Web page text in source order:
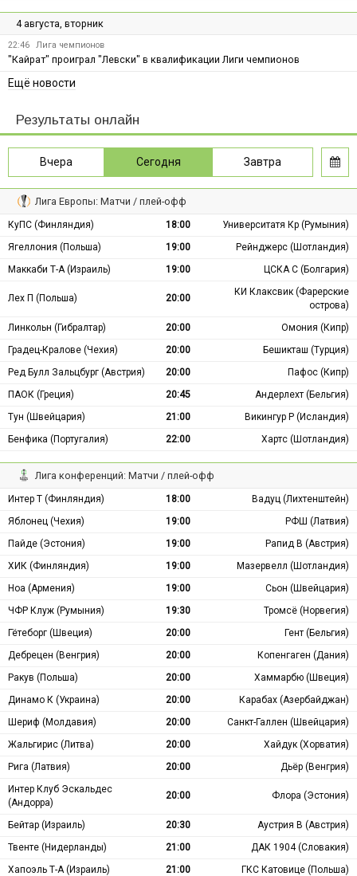
4 августа, вторник
22:46 Лига чемпионов
"Кайрат" проиграл "Левски" в квалификации Лиги чемпионов
Ещё новости
Результаты онлайн
Вчера Сегодня Завтра
Лига Европы: Матчи / плей-офф
КуПС (Финляндия) 18:00
Университатя Кр (Румыния)
Ягеллония (Польша)
19:00
Рейнджерс (Шотландия)
Маккаби Т-А (Израиль)
19:00 ЦСКА С (Болгария)
Лех П (Польша) 20:00
КИ Клаксвик (Фарерские
острова)
Линкольн (Гибралтар)
20:00
Омония (Кипр)
Градец-Кралове (Чехия)
20:00
Бешикташ (Турция)
Ред Булл Зальцбург (Австрия)
20:00
Пафос (Кипр)
ПАОК (Греция)
20:45
Андерлехт (Бельгия)
Тун (Швейцария)
21:00
Викингур Р (Исландия)
Бенфика (Португалия)
22:00 Хартс (Шотландия)
Лига конференций: Матчи / плей-офф
Интер Т (Финляндия) 18:00
Вадуц (Лихтенштейн)
Яблонец (Чехия)
19:00
РФШ (Латвия)
Пайде (Эстония)
19:00
Рапид В (Австрия)
ХИК (Финляндия)
19:00
Мазервелл (Шотландия)
Ноа (Армения)
19:00
Сьон (Швейцария)
ЧФР Клуж (Румыния)
19:30
Тромсё (Норвегия)
Гётеборг (Швеция)
20:00
Гент (Бельгия)
Дебрецен (Венгрия)
20:00
Копенгаген (Дания)
Ракув (Польша)
20:00
Хаммарбю (Швеция)
Динамо К (Украина)
20:00
Карабах (Азербайджан)
Шериф (Молдавия)
20:00
Санкт-Галлен (Швейцария)
Жальгирис (Литва)
20:00
Хайдук (Хорватия)
Рига (Латвия)
20:00
Дьёр (Венгрия)
Интер Клуб Эскальдес
(Андорра)
20:00 Флора (Эстония)
Бейтар (Израиль) 20:30
Аустрия В (Австрия)
Твенте (Нидерланды)
21:00
ДАК 1904 (Словакия)
Хапоэль Т-А (Израиль)
21:00
ГКС Катовице (Польша)